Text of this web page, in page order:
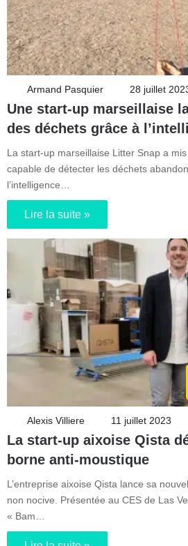
Armand Pasquier 28 juillet
Une start-up marseillaise
des déchets grâce à
La start-up marseillaise Litter Snap a
capable de détecter les déchets
l’intelligence…
Lire la suite »
Alexis Villiere 11 juillet 2023
La start-up aixoise Qista
borne anti-moustique
L’entreprise aixoise Qista lance sa
non nocive. Présentée au CES de Las
« Bam…